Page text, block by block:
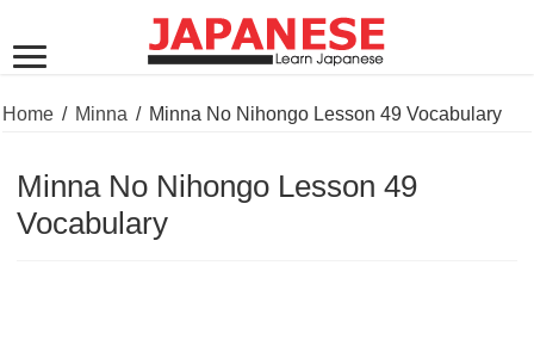
Home / Minna / Minna No Nihongo Lesson 49 Vocabulary
Minna No Nihongo Lesson 49
Vocabulary